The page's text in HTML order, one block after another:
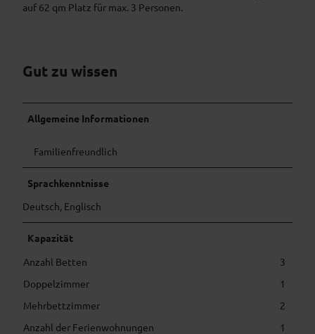
*
*
auf 62 qm Platz für max. 3 Personen.
Gut zu wissen
Allgemeine Informationen
Familienfreundlich
Sprachkenntnisse
Deutsch, Englisch
Kapazität
Anzahl Betten
3
Doppelzimmer
1
Mehrbettzimmer
2
Anzahl der Ferienwohnungen
1